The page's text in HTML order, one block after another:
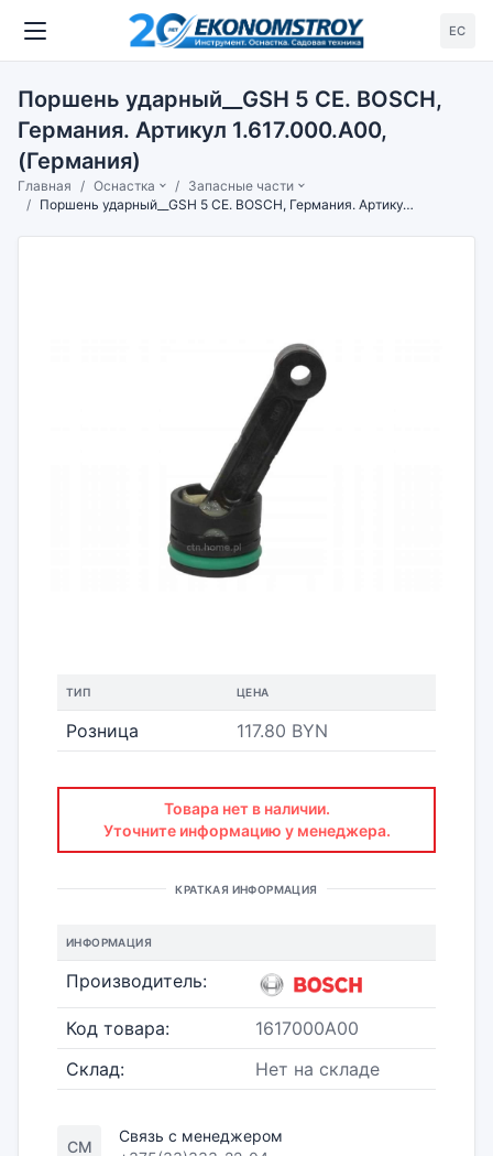
ЕС
Поршень ударный__GSH 5 CE. BOSCH,
Германия. Артикул 1.617.000.A00,
(Германия)
Главная Оснастка
Запасные части
Поршень ударный__GSH 5 CE. BOSCH, Германия. Артикул 1.617.000.A00, (Германия)
ТИП ЦЕНА
Розница 117.80 BYN
Товара нет в наличии.
Уточните информацию у менеджера.
КРАТКАЯ ИНФОРМАЦИЯ
ИНФОРМАЦИЯ
Производитель:
Код товара:
1617000A00
Склад:
Нет на складе
СМ
Связь с менеджером